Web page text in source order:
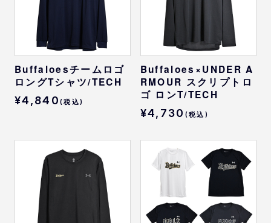
Buffaloesチームロゴ
ロングTシャツ/TECH
¥4,840 (税込)
Buffaloes×UNDER A
RMOUR スクリプトロ
ゴ ロンT/TECH
¥4,730 (税込)